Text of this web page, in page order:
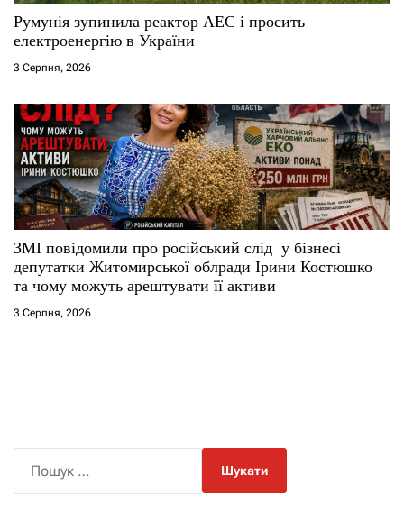
Румунія зупинила реактор АЕС і просить
електроенергію в України
3 Серпня, 2026
ЗМІ повідомили про російський слід у бізнесі
депутатки Житомирської облради Ірини Костюшко
та чому можуть арештувати її активи
3 Серпня, 2026